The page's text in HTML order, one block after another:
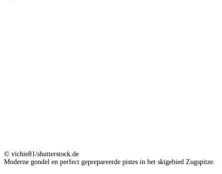
© vichie81/shutterstock.de
Moderne gondel en perfect geprepareerde pistes in het skigebied Zugspitze.